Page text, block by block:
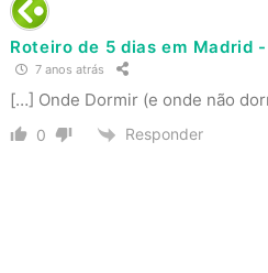
Roteiro de 5 dias em Madrid
7 anos atrás
[…] Onde Dormir (e onde não
0 Responder